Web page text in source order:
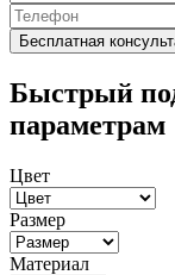
Быстрый
параметрам
Цвет
Размер
Материал